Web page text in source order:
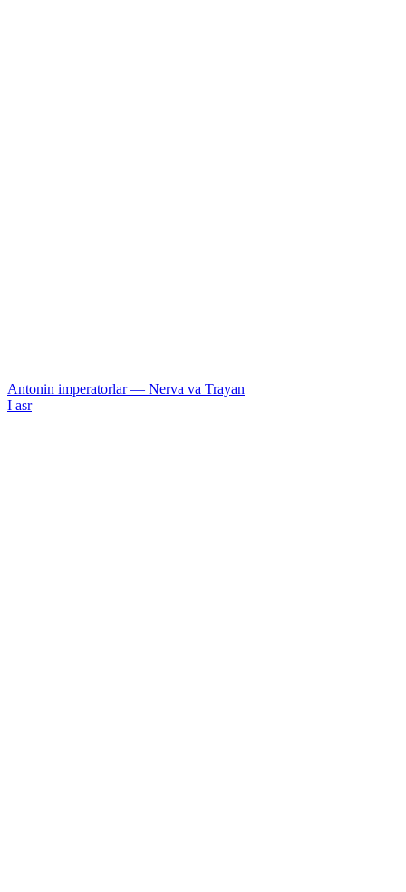
Antonin imperatorlar — Nerva va Trayan
I asr